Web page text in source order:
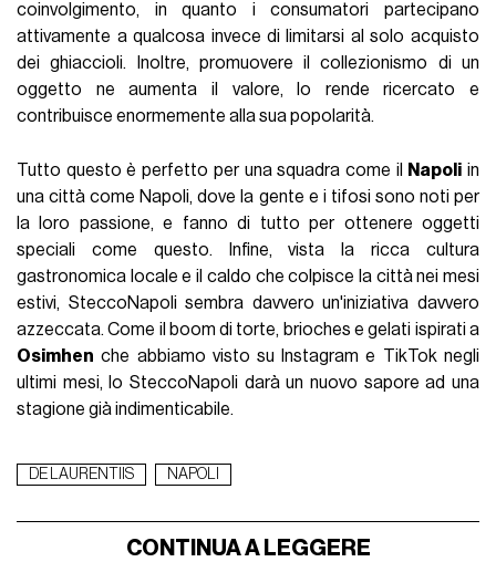
coinvolgimento, in quanto i consumatori partecipano
attivamente a qualcosa invece di limitarsi al solo acquisto
dei ghiaccioli. Inoltre, promuovere il collezionismo di un
oggetto ne aumenta il valore, lo rende ricercato e
contribuisce enormemente alla sua popolarità.
Tutto questo è perfetto per una squadra come il Napoli in
una città come Napoli, dove la gente e i tifosi sono noti per
la loro passione, e fanno di tutto per ottenere oggetti
speciali come questo. Infine, vista la ricca cultura
gastronomica locale e il caldo che colpisce la città nei mesi
estivi, SteccoNapoli sembra davvero un'iniziativa davvero
azzeccata. Come il boom di torte, brioches e gelati ispirati a
Osimhen che abbiamo visto su Instagram e TikTok negli
ultimi mesi, lo SteccoNapoli darà un nuovo sapore ad una
stagione già indimenticabile.
DE LAURENTIIS NAPOLI
CONTINUA A LEGGERE